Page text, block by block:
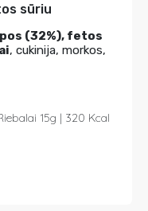
sūriu
(32%), fetos
, cukinija, morkos,
15g | 320 Kcal